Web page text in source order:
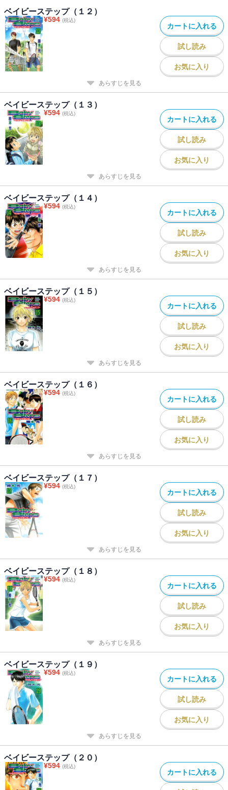
ベイビーステップ（１２）
¥594 (税込)
カートに入れる
試し読み
お気に入り
あらすじを見る
ベイビーステップ（１３）
¥594 (税込)
カートに入れる
試し読み
お気に入り
あらすじを見る
ベイビーステップ（１４）
¥594 (税込)
カートに入れる
試し読み
お気に入り
あらすじを見る
ベイビーステップ（１５）
¥594 (税込)
カートに入れる
試し読み
お気に入り
あらすじを見る
ベイビーステップ（１６）
¥594 (税込)
カートに入れる
試し読み
お気に入り
あらすじを見る
ベイビーステップ（１７）
¥594 (税込)
カートに入れる
試し読み
お気に入り
あらすじを見る
ベイビーステップ（１８）
¥594 (税込)
カートに入れる
試し読み
お気に入り
あらすじを見る
ベイビーステップ（１９）
¥594 (税込)
カートに入れる
試し読み
お気に入り
あらすじを見る
ベイビーステップ（２０）
¥594 (税込)
カートに入れる